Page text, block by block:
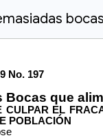
No. 197
Bocas que
CULPAR EL
POBLACIÓN